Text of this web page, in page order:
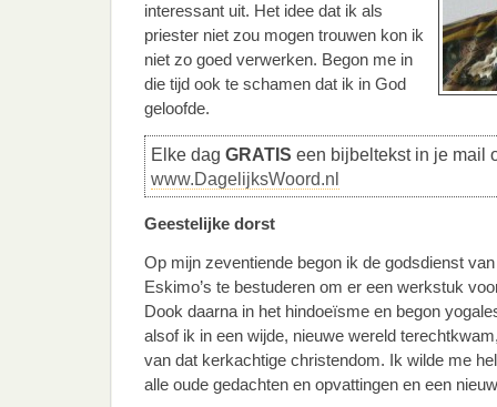
interessant uit. Het idee dat ik als
priester niet zou mogen trouwen kon ik
niet zo goed verwerken. Begon me in
die tijd ook te schamen dat ik in God
geloofde.
Elke dag GRATIS een bijbeltekst in je mail
www.DagelijksWoord.nl
Geestelijke dorst
Op mijn zeventiende begon ik de godsdienst
Eskimo’s te bestuderen om er een werkstuk
Dook daarna in het hindoeïsme en begon
alsof ik in een wijde, nieuwe wereld
van dat kerkachtige christendom. Ik wilde me
alle oude gedachten en opvattingen en een